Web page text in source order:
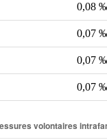
0,08
0,07
0,07
0,07